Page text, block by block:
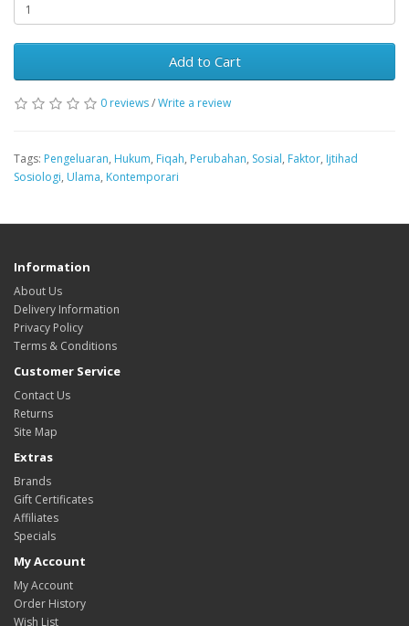
Add to Cart
0 reviews/Write a review
Tags: Pengeluaran, Hukum, Fiqah, Perubahan, Sosial, Faktor, Ijtihad
Sosiologi, Ulama, Kontemporari
Information
About Us
Delivery Information
Privacy Policy
Terms & Conditions
Customer Service
Contact Us
Returns
Site Map
Extras
Brands
Gift Certificates
Affiliates
Specials
My Account
My Account
Order History
Wish List